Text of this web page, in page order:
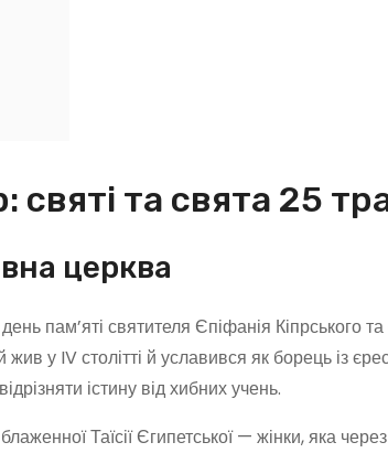
святі та свята 25
церква
пам’яті святителя Єпіфанія Кіпрського
у IV столітті й уславився як борець із
істину від хибних учень.
Таїсії Єгипетської — жінки, яка